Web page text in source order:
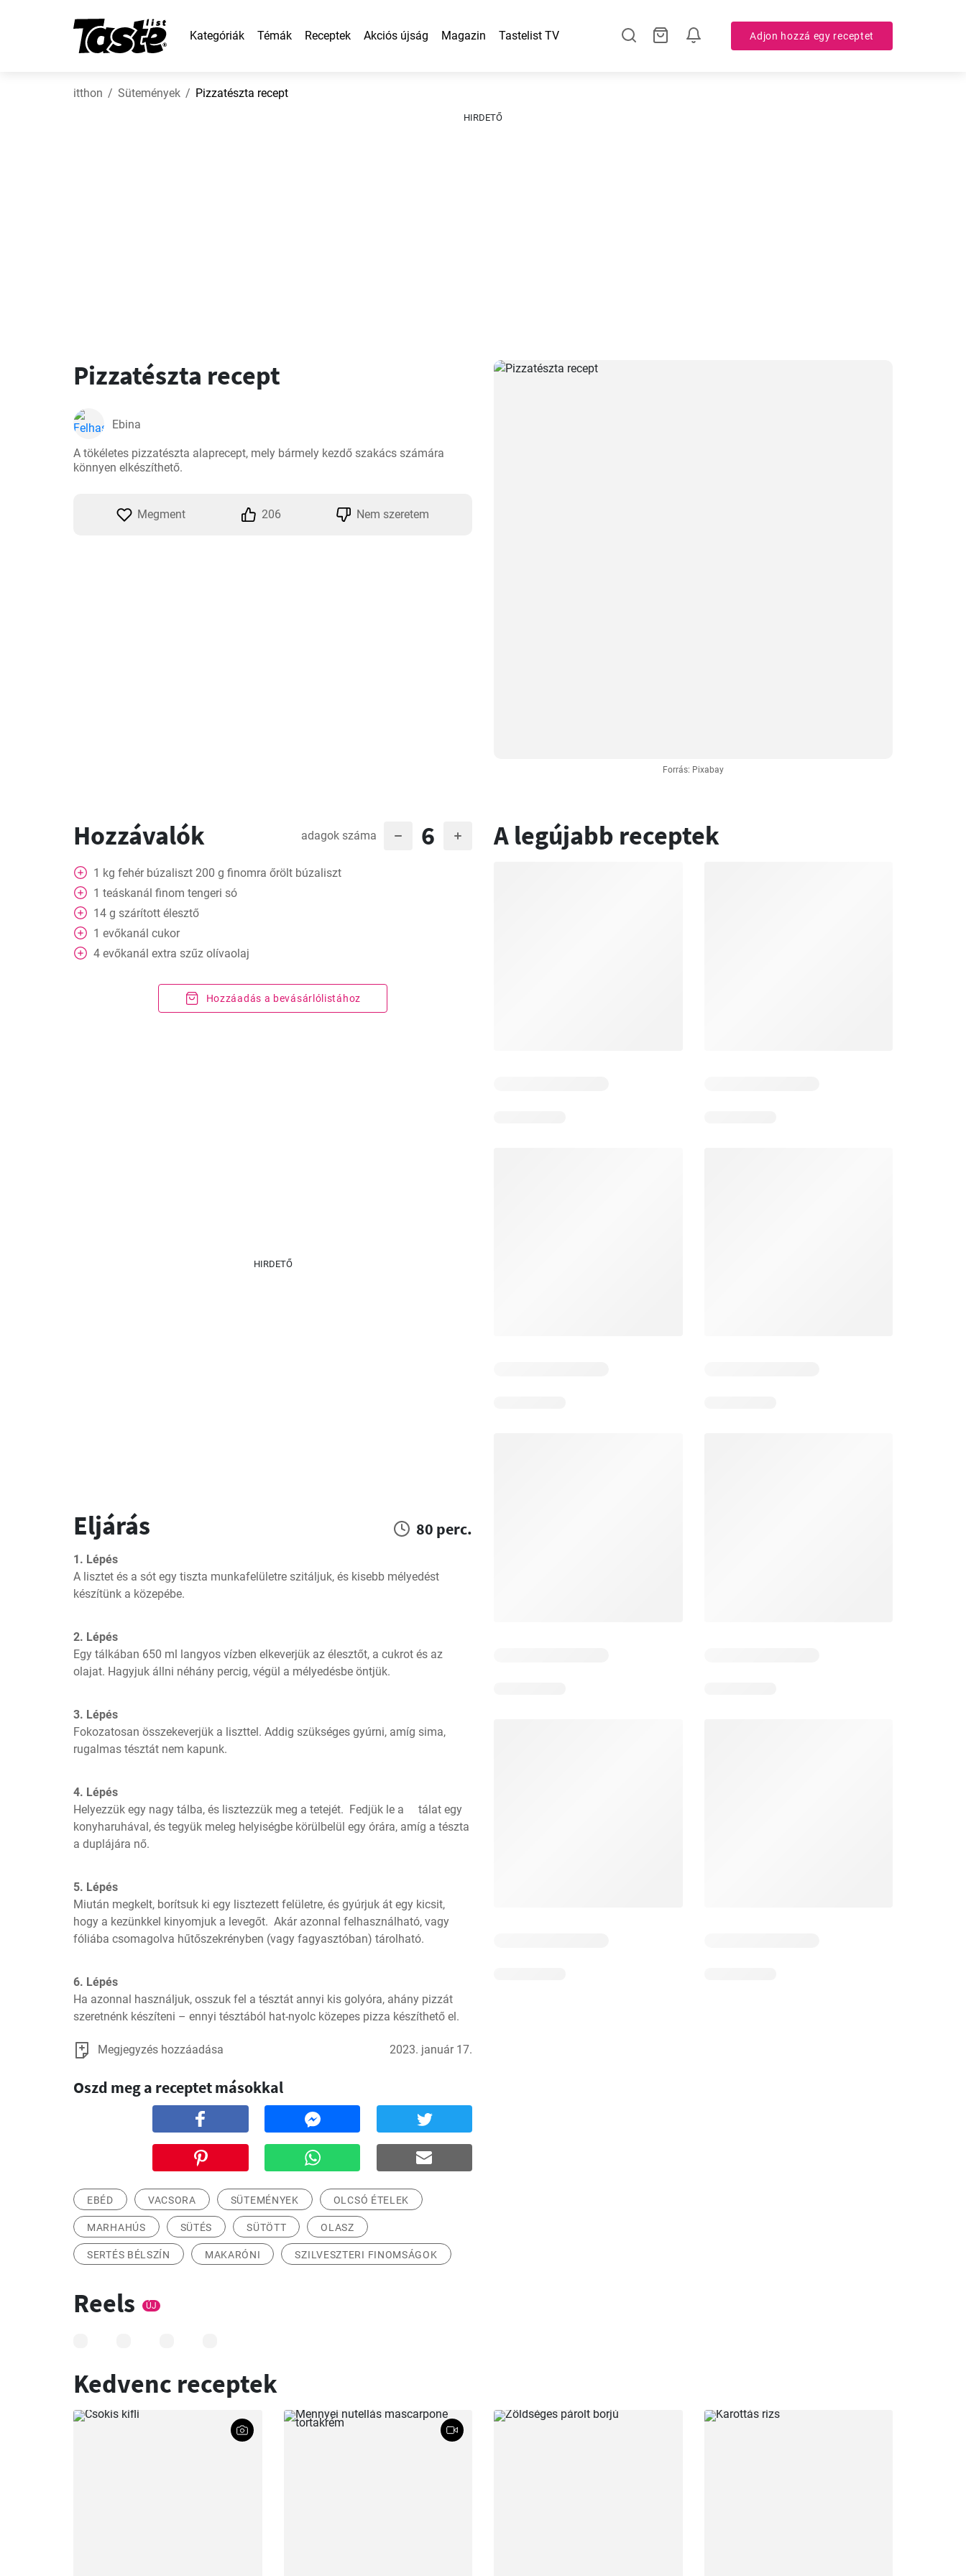
Kategóriák Témák Receptek Akciós újság Magazin Tastelist TV Adjon hozzá egy receptet
itthon Sütemények Pizzatészta recept
HIRDETŐ
Forrás: Pixabay
Pizzatészta recept
Ebina
A tökéletes pizzatészta alaprecept, mely bármely kezdő szakács számára
könnyen elkészíthető.
Megment 206 Nem szeretem
Hozzávalók adagok száma 6
1 kg fehér búzaliszt 200 g finomra őrölt búzaliszt
1 teáskanál finom tengeri só
14 g szárított élesztő
1 evőkanál cukor
4 evőkanál extra szűz olívaolaj
Hozzáadás a bevásárlólistához
HIRDETŐ
Eljárás 80 perc.
1. Lépés
A lisztet és a sót egy tiszta munkafelületre szitáljuk, és kisebb mélyedést
készítünk a közepébe.
2. Lépés
Egy tálkában 650 ml langyos vízben elkeverjük az élesztőt, a cukrot és az
olajat. Hagyjuk állni néhány percig, végül a mélyedésbe öntjük.
3. Lépés
Fokozatosan összekeverjük a liszttel. Addig szükséges gyúrni, amíg sima,
rugalmas tésztát nem kapunk.
4. Lépés
Helyezzük egy nagy tálba, és lisztezzük meg a tetejét.  Fedjük le a 	tálat egy
konyharuhával, és tegyük meleg helyiségbe körülbelül egy órára, amíg a tészta
a duplájára nő.
5. Lépés
Miután megkelt, borítsuk ki egy lisztezett felületre, és gyúrjuk át egy kicsit,
hogy a kezünkkel kinyomjuk a levegőt.  Akár azonnal felhasználható, vagy
fóliába csomagolva hűtőszekrényben (vagy fagyasztóban) tárolható.
6. Lépés
Ha azonnal használjuk, osszuk fel a tésztát annyi kis golyóra, ahány pizzát
szeretnénk készíteni – ennyi tésztából hat-nyolc közepes pizza készíthető el.
Megjegyzés hozzáadása 2023. január 17.
Oszd meg a receptet másokkal
EBÉD VACSORA SÜTEMÉNYEK OLCSÓ ÉTELEK
MARHAHÚS SÜTÉS SÜTÖTT OLASZ
SERTÉS BÉLSZÍN MAKARÓNI SZILVESZTERI FINOMSÁGOK
A legújabb receptek
Reels ÚJ
Kedvenc receptek